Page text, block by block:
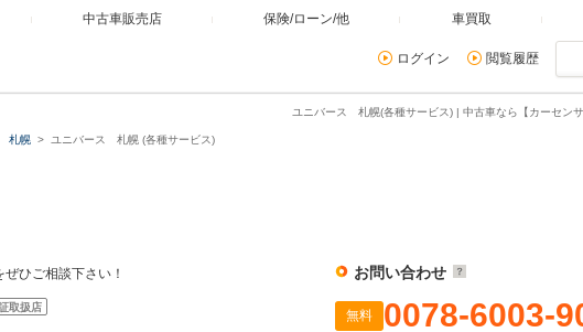
中古車販売店 保険/ローン/他 車買取
ログイン 閲覧履歴
ユニバース 札幌(各種サービス) | 中古車なら【カーセンサ
札幌 ユニバース 札幌 (各種サービス)
ひご相談下さい！
取扱店
お問い合わせ
無料 0078-6003-